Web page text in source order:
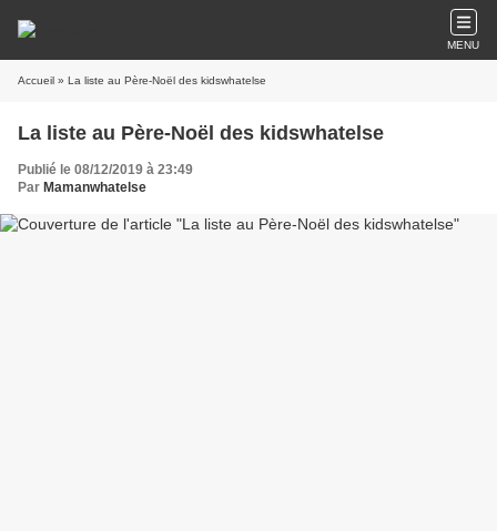
MENU
Accueil » La liste au Père-Noël des kidswhatelse
La liste au Père-Noël des kidswhatelse
Publié le 08/12/2019 à 23:49
Par Mamanwhatelse